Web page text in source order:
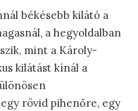
békésebb kilátó a
a hegyoldalban
mint a Károly-
kilátást kínál a
rövid pihenőre, egy